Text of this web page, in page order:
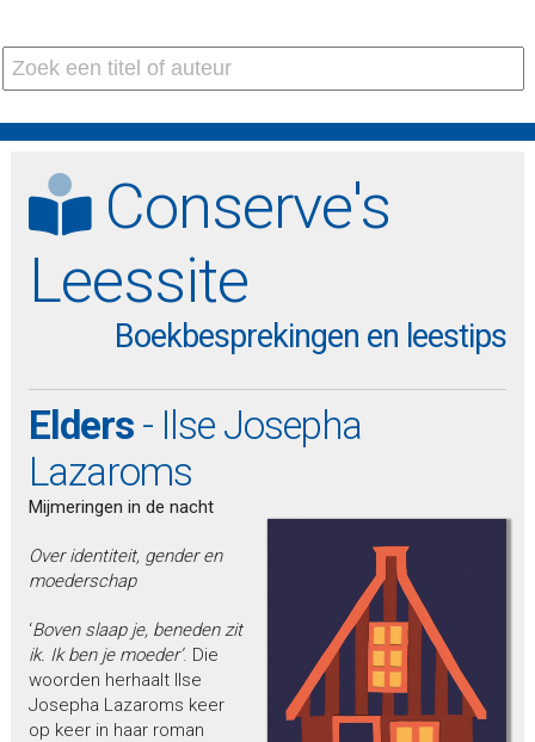
Conserve's
Leessite
Boekbesprekingen en leestips
Elders- Ilse Josepha
Lazaroms
Mijmeringen in de nacht
Over identiteit, gender en
moederschap
‘Boven slaap je, beneden zit
ik. Ik ben je moeder’. Die
woorden herhaalt Ilse
Josepha Lazaroms keer
op keer in haar roman